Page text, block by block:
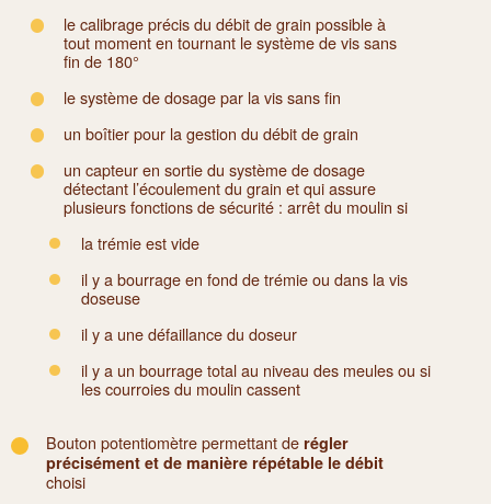
le calibrage précis du débit de grain possible à
tout moment en tournant le système de vis sans
fin de 180°
le système de dosage par la vis sans fin
un boîtier pour la gestion du débit de grain
un capteur en sortie du système de dosage
détectant l’écoulement du grain et qui assure
plusieurs fonctions de sécurité : arrêt du moulin si
la trémie est vide
il y a bourrage en fond de trémie ou dans la vis
doseuse
il y a une défaillance du doseur
il y a un bourrage total au niveau des meules ou si
les courroies du moulin cassent
Bouton potentiomètre permettant de régler
précisément et de manière répétable le débit
choisi